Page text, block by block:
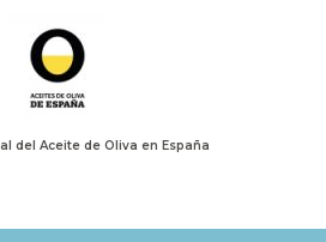
del Aceite de Oliva en España